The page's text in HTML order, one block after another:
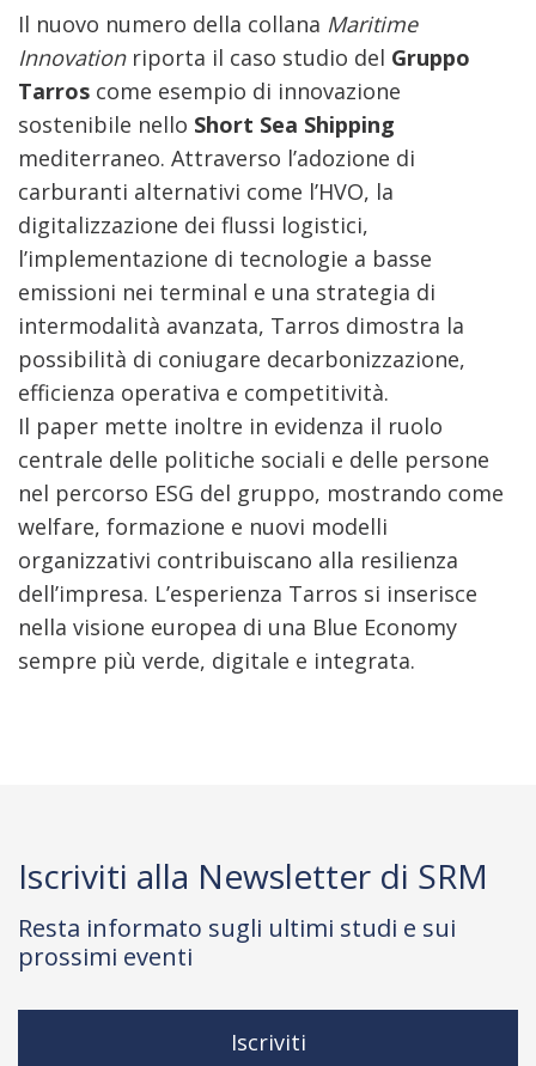
Il nuovo numero della collana Maritime
Innovationriporta il caso studio del Gruppo
Tarros come esempio di innovazione
sostenibile nello Short Sea Shipping
mediterraneo. Attraverso l’adozione di
carburanti alternativi come l’HVO, la
digitalizzazione dei flussi logistici,
l’implementazione di tecnologie a basse
emissioni nei terminal e una strategia di
intermodalità avanzata, Tarros dimostra la
possibilità di coniugare decarbonizzazione,
efficienza operativa e competitività.
Il paper mette inoltre in evidenza il ruolo
centrale delle politiche sociali e delle persone
nel percorso ESG del gruppo, mostrando come
welfare, formazione e nuovi modelli
organizzativi contribuiscano alla resilienza
dell’impresa. L’esperienza Tarros si inserisce
nella visione europea di una Blue Economy
sempre più verde, digitale e integrata.
Iscriviti alla Newsletter di SRM
Resta informato sugli ultimi studi e sui
prossimi eventi
Iscriviti